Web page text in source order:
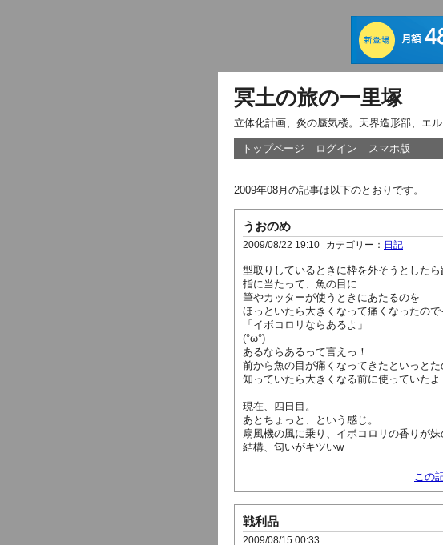
冥土の旅の一里塚
立体化計画、炎の蜃気楼。天界造形部、エ
トップページ ログイン スマホ版
2009年08月の記事は以下のとおりです。
うおのめ
2009/08/22 19:10 カテゴリー： 日記
型取りしているときに枠を外そうとしたら
指に当たって、魚の目に…
筆やカッターが使うときにあたるのを
ほっといたら大きくなって痛くなったの
「イボコロリならあるよ」
(°ω°)
あるならあるって言えっ！
前から魚の目が痛くなってきたといっとた
知っていたら大きくなる前に使っていたよ
現在、四日目。
あとちょっと、という感じ。
扇風機の風に乗り、イボコロリの香りが
結構、匂いがキツいw
この
戦利品
2009/08/15 00:33